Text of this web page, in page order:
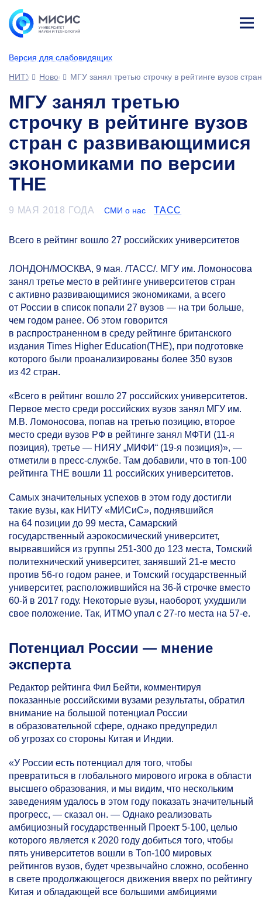
Версия для слабовидящих
ине
НИТУ МИСИС
НовостиМГУ занял третью строчку в рейтинге вузов
МГУ занял третью
строчку в рейтинге вузов
стран с развивающимися
экономиками по версии
THE
9 МАЯ 2018 ГОДА СМИ о нас ТАСС
Всего в рейтинг вошло 27 российских университетов
ЛОНДОН/МОСКВА, 9 мая. /ТАСС/. МГУ им. Ломоносова
занял третье место в рейтинге университетов стран
с активно развивающимися экономиками, а всего
от России в список попали 27 вузов — на три больше,
чем годом ранее. Об этом говорится
в распространенном в среду рейтинге британского
издания Times Higher Education(THE), при подготовке
которого были проанализированы более 350 вузов
из 42 стран.
«Всего в рейтинг вошло 27 российских университетов.
Первое место среди российских вузов занял МГУ им.
М.В. Ломоносова, попав на третью позицию, второе
место среди вузов РФ в рейтинге занял МФТИ (11-я
позиция), третье — НИЯУ „МИФИ“ (19-я позиция)», —
отметили в пресс-службе. Там добавили, что в топ-100
рейтинга THE вошли 11 российских университетов.
Самых значительных успехов в этом году достигли
такие вузы, как НИТУ «МИСиС», поднявшийся
на 64 позиции до 99 места, Самарский
государственный аэрокосмический университет,
вырвавшийся из группы 251-300 до 123 места, Томский
политехнический университет, занявший 21-е место
против 56-го годом ранее, и Томский государственный
университет, расположившийся на 36-й строчке вместо
60-й в 2017 году. Некоторые вузы, наоборот, ухудшили
свое положение. Так, ИТМО упал с 27-го места на 57-е.
Потенциал России — мнение
эксперта
Редактор рейтинга Фил Бейти, комментируя
показанные российскими вузами результаты, обратил
внимание на большой потенциал России
в образовательной сфере, однако предупредил
об угрозах со стороны Китая и Индии.
«У России есть потенциал для того, чтобы
превратиться в глобального мирового игрока в области
высшего образования, и мы видим, что нескольким
заведениям удалось в этом году показать значительный
прогресс, — сказал он. — Однако реализовать
амбициозный государственный Проект 5-100, целью
которого является к 2020 году добиться того, чтобы
пять университетов вошли в Топ-100 мировых
рейтингов вузов, будет чрезвычайно сложно, особенно
в свете продолжающегося движения вверх по рейтингу
Китая и обладающей все большими амбициями